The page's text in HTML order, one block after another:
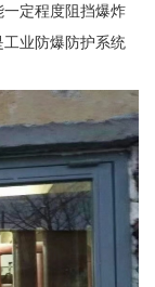
定程度阻挡爆炸
业防爆防护系统